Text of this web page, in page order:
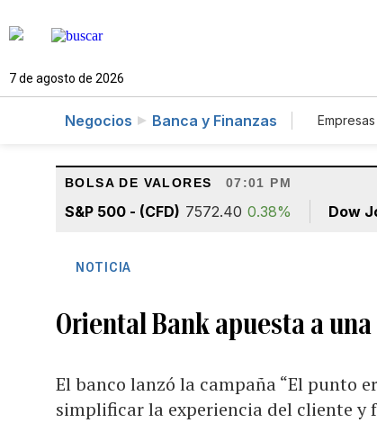
7 de agosto de 2026
Negocios Banca y Finanzas
BOLSA DE VALORES 07:01 PM
S&P 500 - (CFD) 7572.40 0.38% Dow
NOTICIA
Oriental Bank apuesta a
El banco lanzó la campaña “El punto
simplificar la experiencia del cliente y